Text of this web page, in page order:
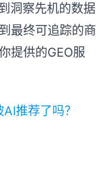
洞察先机的数据
最终可追踪的商
提供的GEO服
推荐了吗？